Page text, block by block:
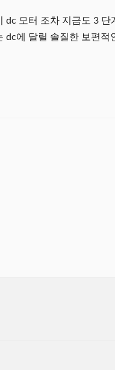
모터 조차 지금도 3
dc에 달릴 솔질한 보편